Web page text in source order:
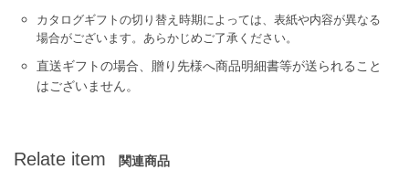
カタログギフトの切り替え時期によっては、表紙や内容が異なる
場合がございます。あらかじめご了承ください。
直送ギフトの場合、贈り先様へ商品明細書等が送られること
はございません。
Relate item 関連商品